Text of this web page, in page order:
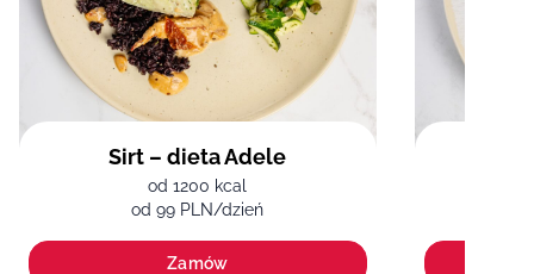
Sirt – dieta Adele
od 1200 kcal
od 99 PLN/dzień
Zamów